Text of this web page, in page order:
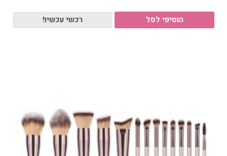
הוסיפי לסל רכשי עכשיו!